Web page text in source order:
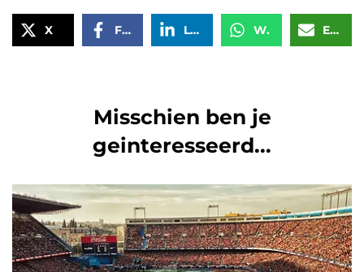
X Facebook LinkedIn WhatsApp Email
Misschien ben je
geinteresseerd...